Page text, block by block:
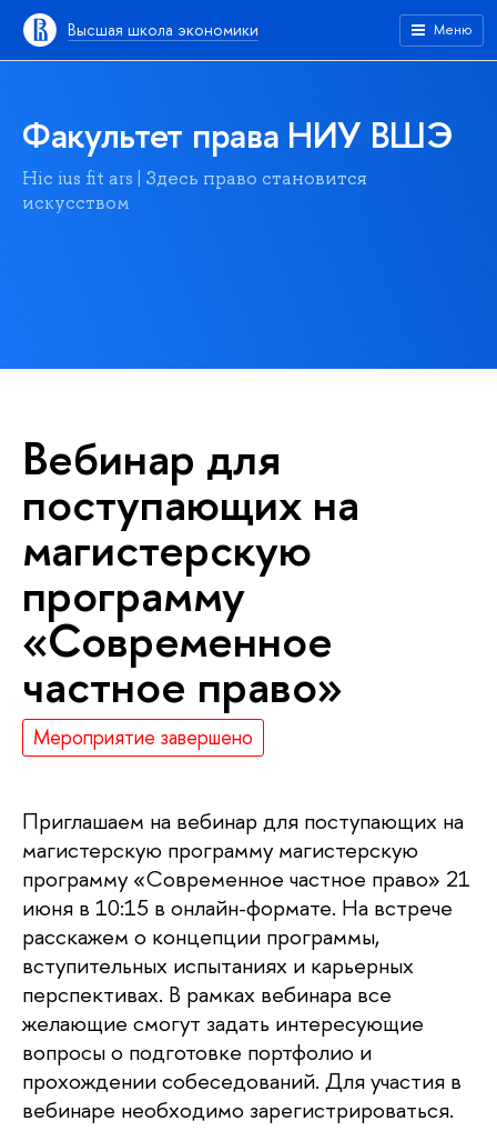
Высшая школа экономики Меню
Факультет права НИУ ВШЭ
Hic ius fit ars | Здесь право становится
искусством
Вебинар для
поступающих на
магистерскую
программу
«Современное
частное право»
Мероприятие завершено
Приглашаем на вебинар для поступающих на
магистерскую программу магистерскую
программу «Современное частное право» 21
июня в 10:15 в онлайн-формате. На встрече
расскажем о концепции программы,
вступительных испытаниях и карьерных
перспективах. В рамках вебинара все
желающие смогут задать интересующие
вопросы о подготовке портфолио и
прохождении собеседований. Для участия в
вебинаре необходимо зарегистрироваться.